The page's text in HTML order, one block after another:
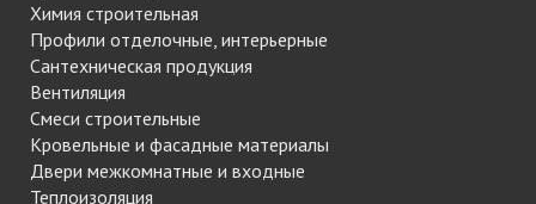
Химия строительная
Профили отделочные, интерьерные
Сантехническая продукция
Вентиляция
Смеси строительные
Кровельные и фасадные материалы
Двери межкомнатные и входные
Теплоизоляция